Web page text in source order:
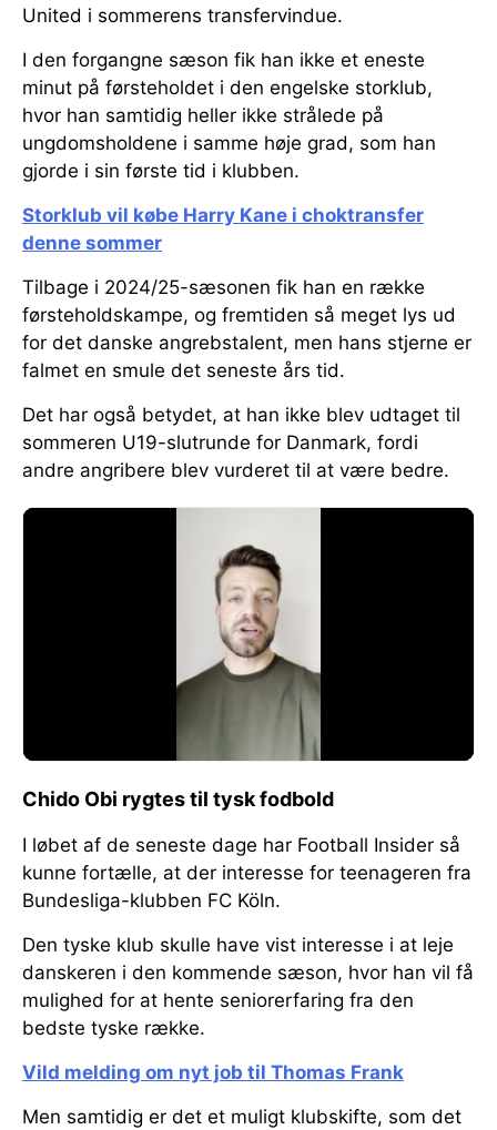
United i sommerens transfervindue.
I den forgangne sæson fik han ikke et eneste
minut på førsteholdet i den engelske storklub,
hvor han samtidig heller ikke strålede på
ungdomsholdene i samme høje grad, som han
gjorde i sin første tid i klubben.
Storklub vil købe Harry Kane i choktransfer
denne sommer
Tilbage i 2024/25-sæsonen fik han en række
førsteholdskampe, og fremtiden så meget lys ud
for det danske angrebstalent, men hans stjerne er
falmet en smule det seneste års tid.
Det har også betydet, at han ikke blev udtaget til
sommeren U19-slutrunde for Danmark, fordi
andre angribere blev vurderet til at være bedre.
Chido Obi rygtes til tysk fodbold
I løbet af de seneste dage har Football Insider så
kunne fortælle, at der interesse for teenageren fra
Bundesliga-klubben FC Köln.
Den tyske klub skulle have vist interesse i at leje
danskeren i den kommende sæson, hvor han vil få
mulighed for at hente seniorerfaring fra den
bedste tyske række.
Vild melding om nyt job til Thomas Frank
Men samtidig er det et muligt klubskifte, som det